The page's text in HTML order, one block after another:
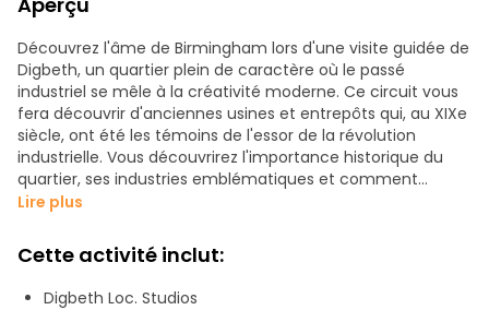
Découvrez l'âme de Birmingham lors d'une visite guidée de
Digbeth, un quartier plein de caractère où le passé
industriel se mêle à la créativité moderne. Ce circuit vous
fera découvrir d'anciennes usines et entrepôts qui, au XIXe
siècle, ont été les témoins de l'essor de la révolution
industrielle. Vous découvrirez l'importance historique du
quartier, ses industries emblématiques et comment
Digbeth était le cœur manufacturier de la ville. Nous nous
Factory, autrefois une usine de crème anglaise et
aujourd'hui un centre créatif animé.
Digbeth abrite des galeries, des boutiques, le studio de
Lire plus
Cette activité inclut:
Digbeth Loc. Studios